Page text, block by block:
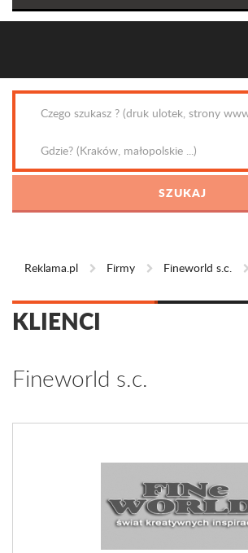
Reklama.pl Firmy Fineworld s.c.
KLIENCI
Fineworld s.c.